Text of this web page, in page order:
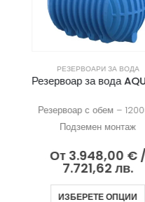
РЕЗЕРВОАРИ ЗА ВОДА
Резервоар за вода AQUAstay 12000
Резервоар с обем – 12000 л
Подземен монтаж
От3.948,00€/
7.721,62 лв.
ИЗБЕРЕТЕ ОПЦИИ